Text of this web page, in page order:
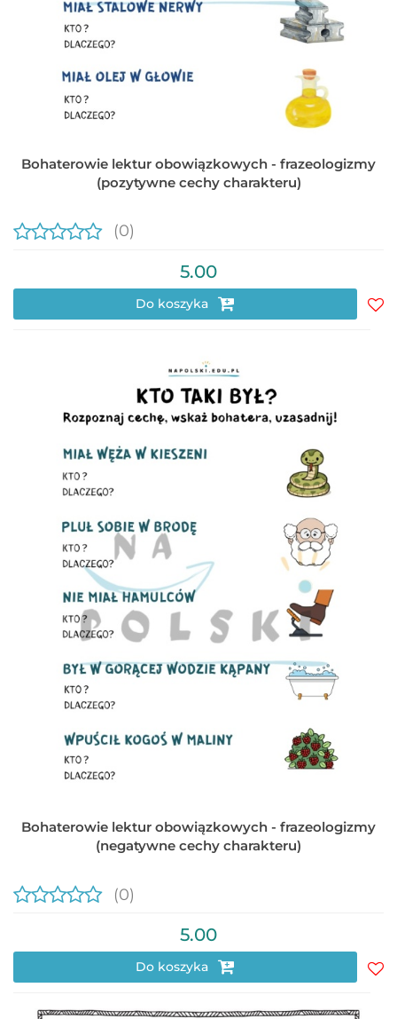
Bohaterowie lektur obowiązkowych - frazeologizmy
(pozytywne cechy charakteru)
(0)
5.00
Do koszyka
Bohaterowie lektur obowiązkowych - frazeologizmy
(negatywne cechy charakteru)
(0)
5.00
Do koszyka